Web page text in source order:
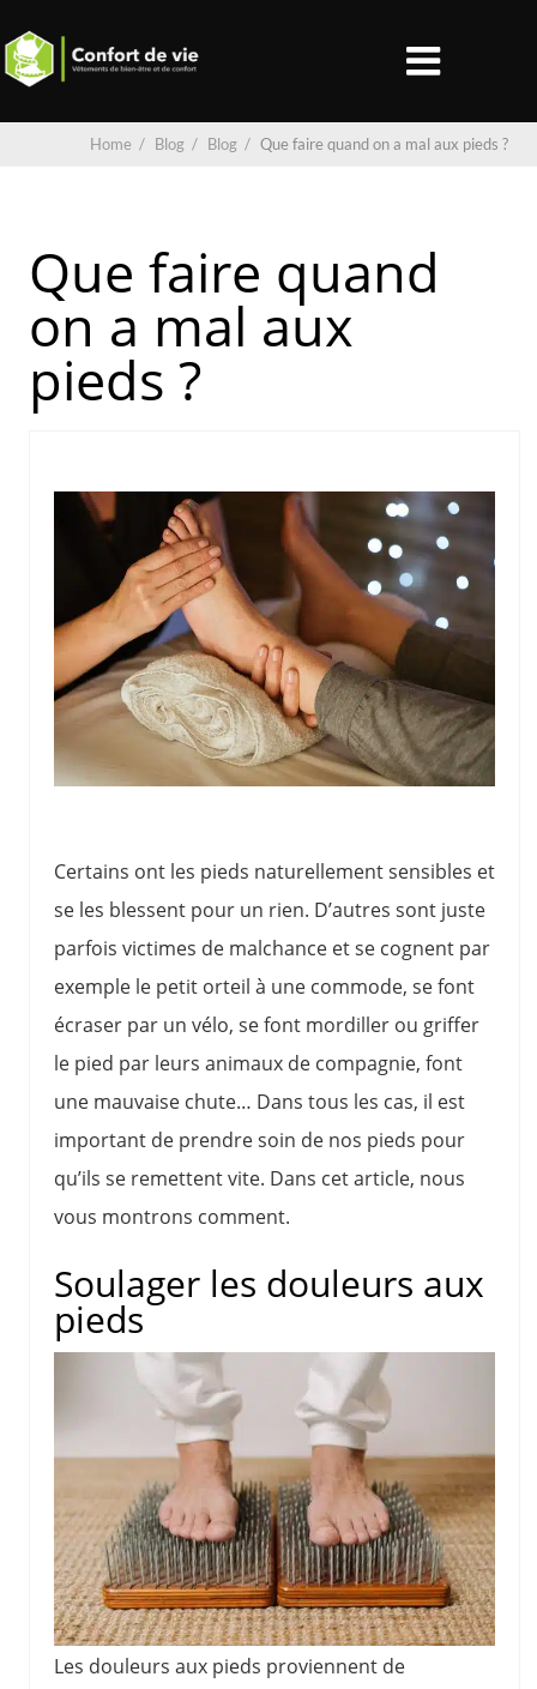
Home / Blog / Blog / Que faire quand on a mal aux pieds ?
Que faire quand
on a mal aux
pieds ?
Certains ont les pieds naturellement sensibles et
se les blessent pour un rien. D’autres sont juste
parfois victimes de malchance et se cognent par
exemple le petit orteil à une commode, se font
écraser par un vélo, se font mordiller ou griffer
le pied par leurs animaux de compagnie, font
une mauvaise chute… Dans tous les cas, il est
important de prendre soin de nos pieds pour
qu’ils se remettent vite. Dans cet article, nous
vous montrons comment.
Soulager les douleurs aux
pieds
Les douleurs aux pieds proviennent de